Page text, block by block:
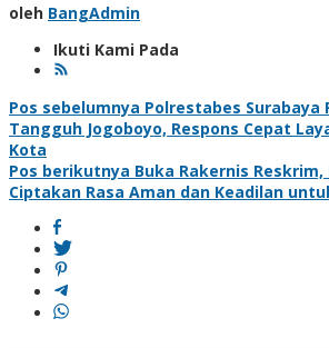
oleh BangAdmin
Ikuti Kami Pada
Navigasi
pos
Pos sebelumnya Polrestabes Surabaya
Tangguh Jogoboyo, Respons Cepat
Kota
Pos berikutnya Buka Rakernis
Ciptakan Rasa Aman dan Keadilan